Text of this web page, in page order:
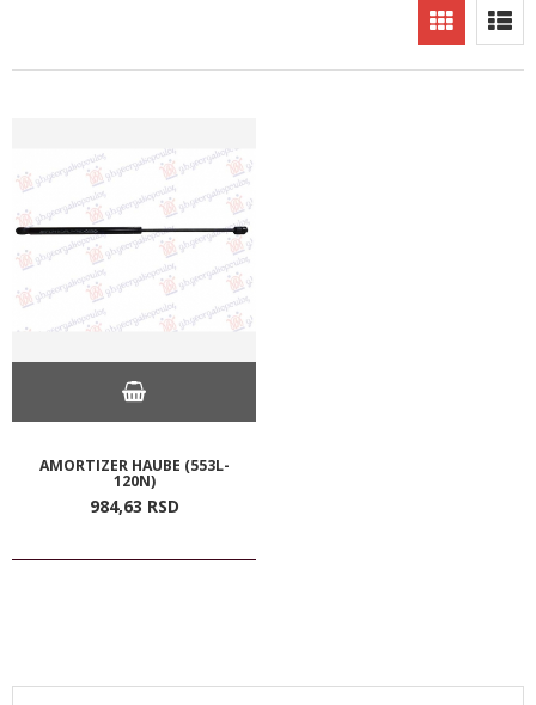
AMORTIZER HAUBE (553L-
120N)
984,63 RSD